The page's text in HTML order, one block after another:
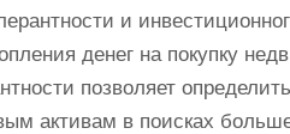
и
денег на покупку
позволяет
активам в поисках